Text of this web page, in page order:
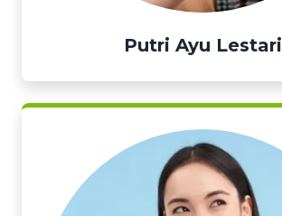
Putri Ayu Lestari